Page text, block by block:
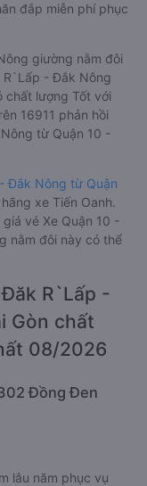
đắp miễn phí phục
giường nằm đôi
R`Lấp - Đắk Nông
chất lượng Tốt với
16911 phản hồi
từ Quận 10 -
Đắk Nông từ Quận
xe Tiến Oanh.
vé Xe Quận 10 -
nằm đôi này có thể
R`Lấp -
Gòn chất
08/2026
Đồng Đen
lâu năm phục vụ